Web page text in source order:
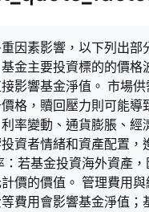
因素影響，以下列出部
金主要投資標的的價格
影響基金淨值。 市場
格，贖回壓力則可能導
率變動、通貨膨脹、經
資者情緒和資產配置，
：若基金投資海外資產
價的價值。 管理費用
費用會影響基金淨值；